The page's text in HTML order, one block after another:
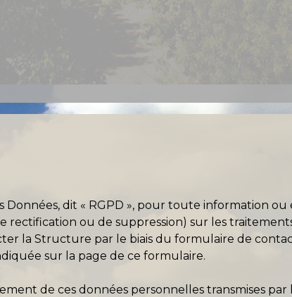
dit « RGPD », pour toute information ou
rectification ou de suppression) sur les
la Structure par le biais du formulaire de
sur la page de ce formulaire.
de ces données personnelles transmises par